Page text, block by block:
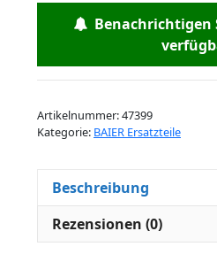
Benachrichtigen
Artikelnummer:47399
Kategorie: BAIER Ersatzteile
Beschreibung
Rezensionen (0)